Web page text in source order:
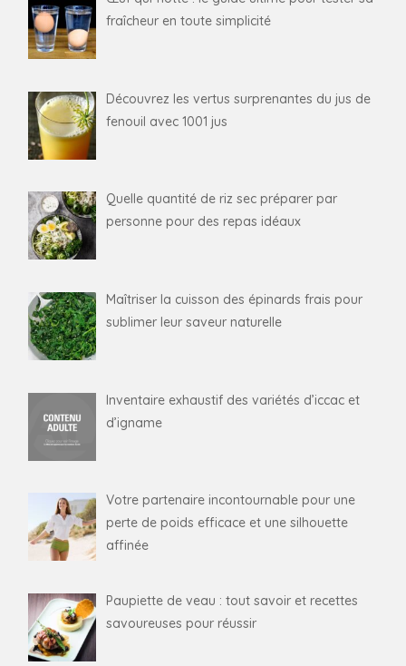
fraîcheur en toute simplicité
Découvrez les vertus surprenantes du jus de
fenouil avec 1001 jus
Quelle quantité de riz sec préparer par
personne pour des repas idéaux
Maîtriser la cuisson des épinards frais pour
sublimer leur saveur naturelle
Inventaire exhaustif des variétés d’iccac et
d’igname
Votre partenaire incontournable pour une
perte de poids efficace et une silhouette
affinée
Paupiette de veau : tout savoir et recettes
savoureuses pour réussir